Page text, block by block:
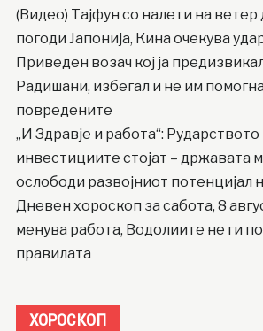
(Видео) Тајфун со налети на ветер
погоди Јапонија, Кина очекува
Приведен возач кој ја
Радишани, избегал и не им
повредените
„И Здравје и работа“: Рударството
инвестициите стојат – државата
ослободи развојниот потенцијал
Дневен хороскоп за сабота, 8
менува работа, Водолиите не ги
правилата
ХОРОСКОП